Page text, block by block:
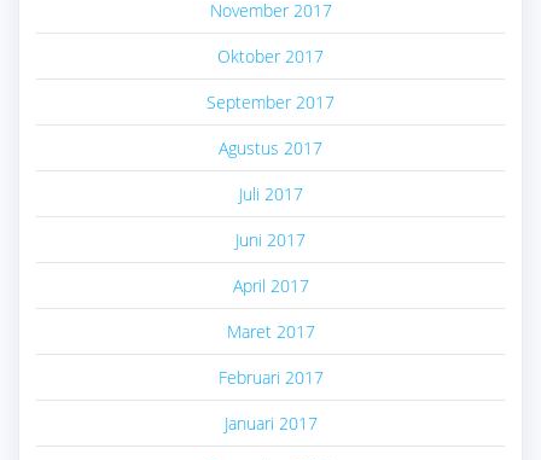
November 2017
Oktober 2017
September 2017
Agustus 2017
Juli 2017
Juni 2017
April 2017
Maret 2017
Februari 2017
Januari 2017